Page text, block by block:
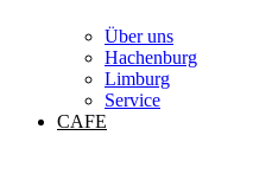
Über uns
Hachenburg
Limburg
Service
CAFE